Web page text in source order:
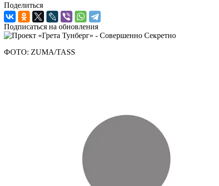
Поделиться
Подписаться на обновления
ФОТО: ZUMA/TASS